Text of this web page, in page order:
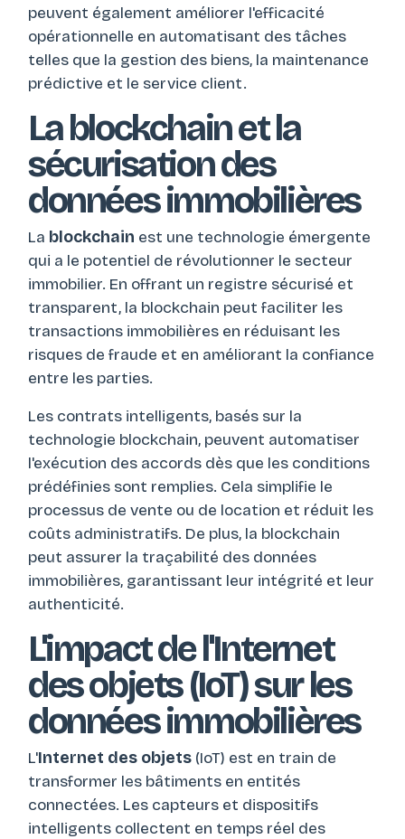
peuvent également améliorer l'efficacité
opérationnelle en automatisant des tâches
telles que la gestion des biens, la maintenance
prédictive et le service client.
La blockchain et la
sécurisation des
données immobilières
La blockchain est une technologie émergente
qui a le potentiel de révolutionner le secteur
immobilier. En offrant un registre sécurisé et
transparent, la blockchain peut faciliter les
transactions immobilières en réduisant les
risques de fraude et en améliorant la confiance
entre les parties.
Les contrats intelligents, basés sur la
technologie blockchain, peuvent automatiser
l'exécution des accords dès que les conditions
prédéfinies sont remplies. Cela simplifie le
processus de vente ou de location et réduit les
coûts administratifs. De plus, la blockchain
peut assurer la traçabilité des données
immobilières, garantissant leur intégrité et leur
authenticité.
L'impact de l'Internet
des objets (IoT) sur les
données immobilières
L'Internet des objets (IoT) est en train de
transformer les bâtiments en entités
connectées. Les capteurs et dispositifs
intelligents collectent en temps réel des